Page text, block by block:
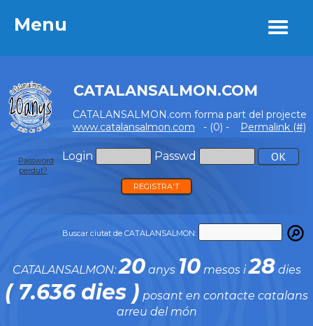
Menu
CATALANSALMON.COM
CATALANSALMON.com forma part del projecte
www.catalansalmon.com - (0) - Permalink (#)
Login Passwd
Password
perdut?
REGISTRA'T
Buscar ciutat de CATALANSALMON:
CATALANSALMON:20anys 10mesos i28 dies
( 7.636 dies ) posant en contacte catalans
arreu del món
Menu